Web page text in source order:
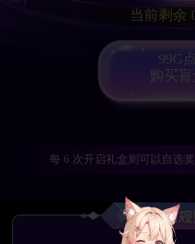
当前剩余
99G点
购买盲
每 6 次开启礼盒则可以自选